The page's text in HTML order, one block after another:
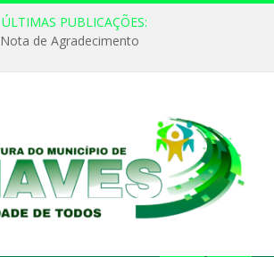
ÚLTIMAS PUBLICAÇÕES:
Nota de Agradecimento